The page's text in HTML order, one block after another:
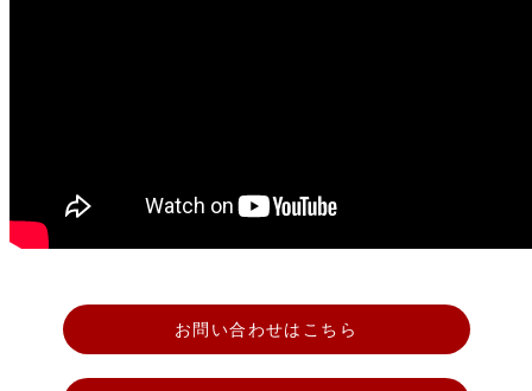
お問い合わせはこちら